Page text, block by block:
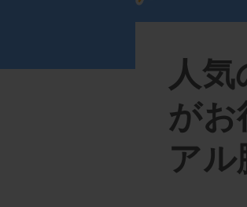
人
がお
アル